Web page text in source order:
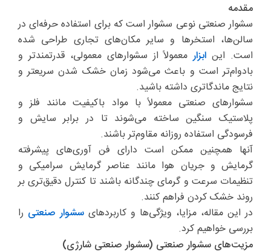
مقدمه
سشوار صنعتی نوعی سشوار است که برای استفاده حرفه‌ای در
سالن‌ها، استخرها و سایر مکان‌های تجاری طراحی شده
است. این ابزارمعمولاً از سشوارهای معمولی، قدرتمندتر و
بادوام‌تر است و باعث می‌شود زمان خشک شدن سریعتر و
نتایج ماندگاتری داشته باشید.
سشوارهای صنعتی معمولاً با مواد باکیفیت مانند فلز و
پلاستیک سنگین ساخته می‌شوند تا در برابر سایش و
فرسودگی استفاده روزانه مقاوم‌تر باشند.
آنها همچنین ممکن است دارای فن آوری‌های پیشرفته
گرمایش و جریان هوا مانند عناصر گرمایش سرامیکی و
تنظیمات سرعت و گرمای چندگانه باشند تا کنترل دقیق‌تری بر
روند خشک کردن فراهم کنند.
در این مقاله، مزایا، ویژگی‌ها و کاربردهای سشوار صنعتی را
بررسی خواهیم کرد.
مزیت‌های سشوار صنعتی (سشوار صنعتی شارژی)